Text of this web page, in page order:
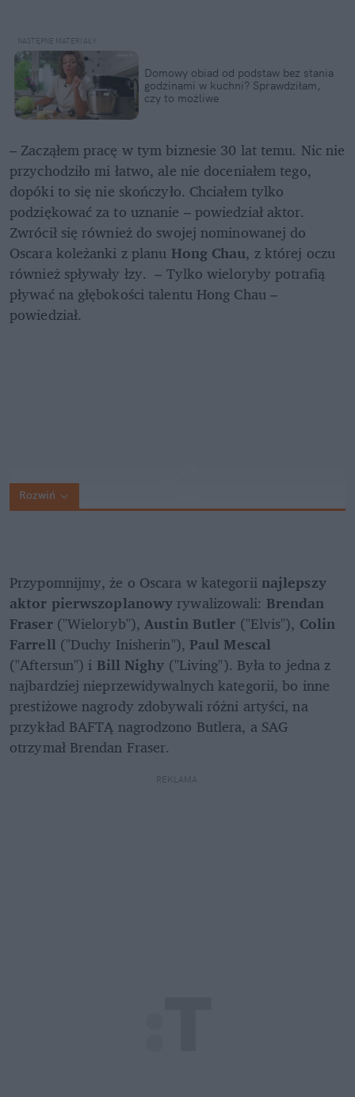
Domowy obiad od podstaw bez stania
godzinami w kuchni? Sprawdziłam,
czy to możliwe
– Zacząłem pracę w tym biznesie 30 lat temu. Nic nie
przychodziło mi łatwo, ale nie doceniałem tego,
dopóki to się nie skończyło. Chciałem tylko
podziękować za to uznanie – powiedział aktor.
Zwrócił się również do swojej nominowanej do
Oscara koleżanki z planu Hong Chau, z której oczu
również spływały łzy.  – Tylko wieloryby potrafią
pływać na głębokości talentu Hong Chau –
powiedział.
Rozwiń
Przypomnijmy, że o Oscara w kategorii najlepszy
aktor pierwszoplanowy rywalizowali: Brendan
Fraser ("Wieloryb"), Austin Butler ("Elvis"), Colin
Farrell ("Duchy Inisherin"),
("Aftersun") i Bill Nighy ("Living"). Była to jedna z
najbardziej nieprzewidywalnych kategorii, bo inne
prestiżowe nagrody zdobywali różni artyści, na
przykład BAFTĄ nagrodzono Butlera, a SAG
otrzymał Brendan Fraser.
REKLAMA